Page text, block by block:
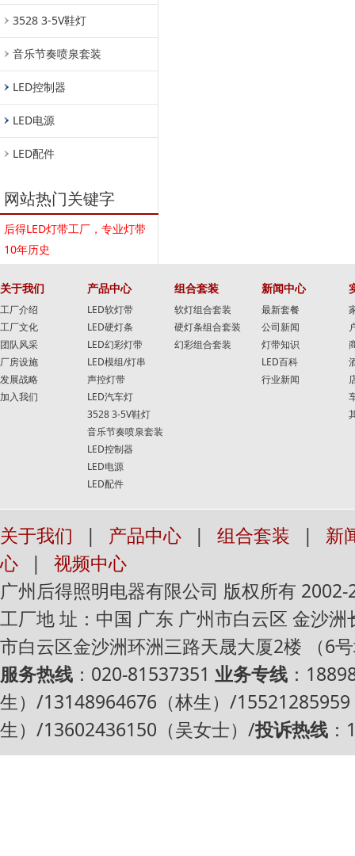
3528 3-5V鞋灯
音乐节奏喷泉套装
LED控制器
LED电源
LED配件
网站热门关键字
后得LED灯带工厂，专业灯带
10年历史
关于我们
工厂介绍
工厂文化
团队风采
厂房设施
发展战略
加入我们
产品中心
LED软灯带
LED硬灯条
LED幻彩灯带
LED模组/灯串
声控灯带
LED汽车灯
3528 3-5V鞋灯
音乐节奏喷泉套装
LED控制器
LED电源
LED配件
组合套装
软灯组合套装
硬灯条组合套装
幻彩组合套装
新闻中心
最新套餐
公司新闻
灯带知识
LED百科
行业新闻
关于我们 | 产品中心 | 组合套装 |
新
心
|
视频中心
广州后得照明电器有限公司 版权所有
工厂地 址：中国 广东 广州市白云区 金沙
市白云区金沙洲环洲三路天晟大厦2楼 （6
服务热线 ：020-81537351 业务专线 ：
生）/13148964676（林生）/
生）/13602436150（吴女士）/投诉热线